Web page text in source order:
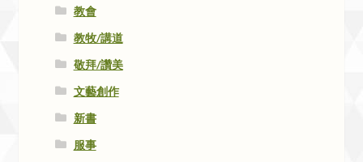
教會
教牧/講道
敬拜/讚美
文藝創作
新書
服事